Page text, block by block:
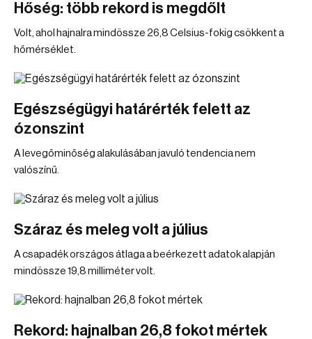
Hőség: több rekord is megdőlt
Volt, ahol hajnalra mindössze 26,8 Celsius-fokig csökkent a
hőmérséklet.
Egészségügyi határérték felett az
ózonszint
A levegőminőség alakulásában javuló tendencia nem
valószínű.
Száraz és meleg volt a július
A csapadék országos átlaga a beérkezett adatok alapján
mindössze 19,8 milliméter volt.
Rekord: hajnalban 26,8 fokot mértek